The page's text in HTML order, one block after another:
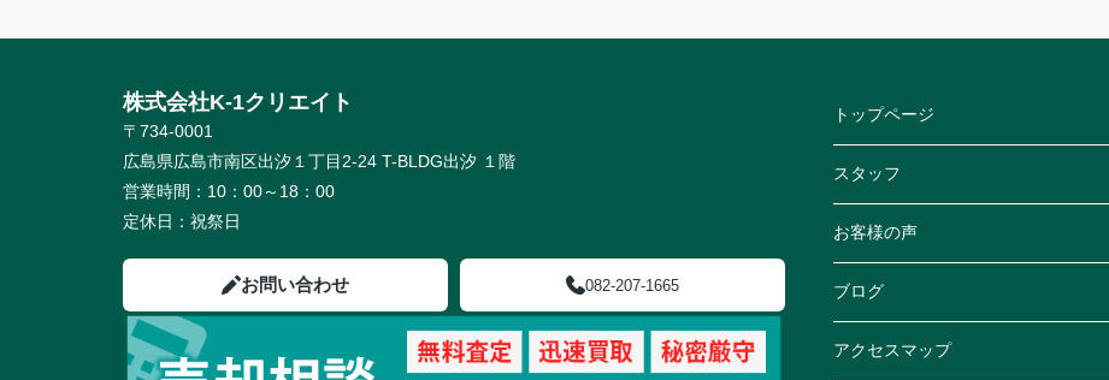
株式会社K-1クリエイト
〒734-0001
広島県広島市南区出汐１丁目2-24 T-BLDG出汐 １階
営業時間： 10：00～18：00
定休日： 祝祭日
お問い合わせ 082-207-1665
トップページ
スタッフ
お客様の声
ブログ
アクセスマップ